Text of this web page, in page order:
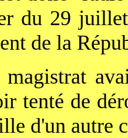
du 29
de la
magistrat
tenté de
d'un autre